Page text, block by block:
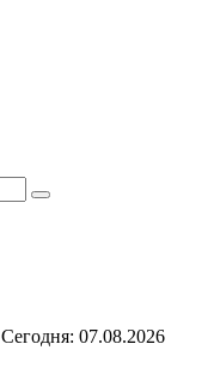
Сегодня: 07.08.2026